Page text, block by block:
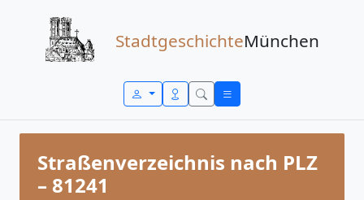
StadtgeschichteMünchen
Straßenverzeichnis nach PLZ
– 81241